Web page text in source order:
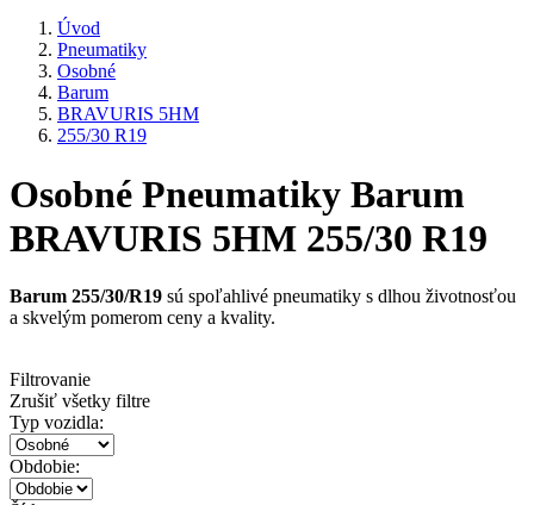
Úvod
Pneumatiky
Osobné
Barum
BRAVURIS 5HM
255/30 R19
Osobné Pneumatiky Barum
BRAVURIS 5HM 255/30 R19
Barum 255/30/R19 sú spoľahlivé pneumatiky s dlhou životnosťou
a skvelým pomerom ceny a kvality.
Filtrovanie
Zrušiť všetky filtre
Typ vozidla:
Obdobie: